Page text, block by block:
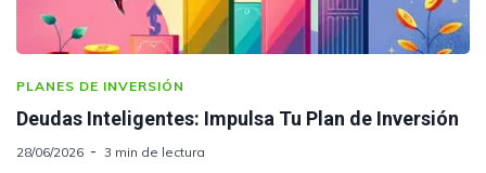
PLANES DE INVERSIÓN
Deudas Inteligentes: Impulsa Tu Plan de Inversión
28/06/2026 3 min de lectura